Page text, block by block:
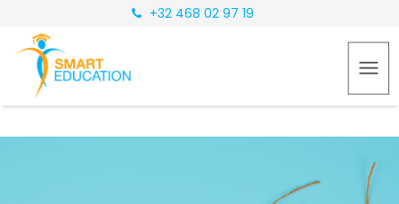
+32 468 02 97 19